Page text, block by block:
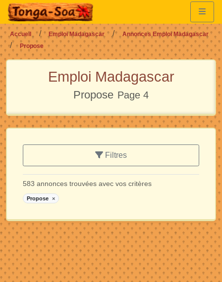
Accueil Emploi Madagascar
Annonces Emploi Madagascar
Propose
Emploi Madagascar
Propose Page 4
Filtres
583 annonces trouvées avec vos critères
Propose ×